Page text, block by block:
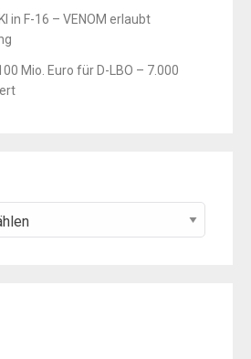
in F-16 – VENOM erlaubt
Mio. Euro für D-LBO – 7.000